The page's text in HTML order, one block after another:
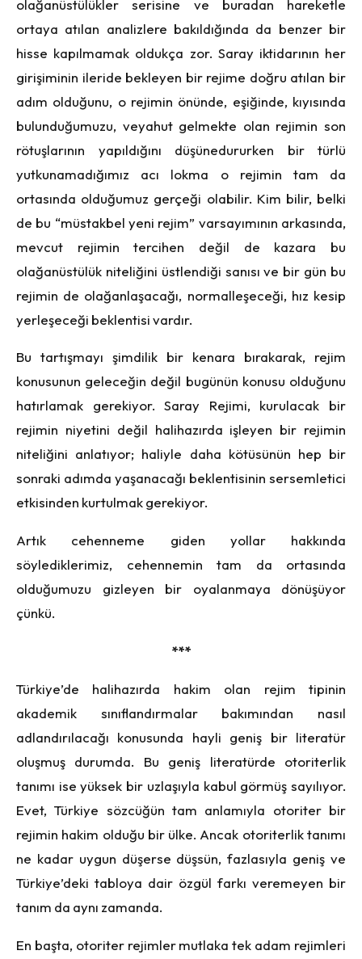
olağanüstülükler serisine ve buradan hareketle
ortaya atılan analizlere bakıldığında da benzer bir
hisse kapılmamak oldukça zor. Saray iktidarının her
girişiminin ileride bekleyen bir rejime doğru atılan bir
adım olduğunu, o rejimin önünde, eşiğinde, kıyısında
bulunduğumuzu, veyahut gelmekte olan rejimin son
rötuşlarının yapıldığını düşünedururken bir türlü
yutkunamadığımız acı lokma o rejimin tam da
ortasında olduğumuz gerçeği olabilir. Kim bilir, belki
de bu “müstakbel yeni rejim” varsayımının arkasında,
mevcut rejimin tercihen değil de kazara bu
olağanüstülük niteliğini üstlendiği sanısı ve bir gün bu
rejimin de olağanlaşacağı, normalleşeceği, hız kesip
yerleşeceği beklentisi vardır.
Bu tartışmayı şimdilik bir kenara bırakarak, rejim
konusunun geleceğin değil bugünün konusu olduğunu
hatırlamak gerekiyor. Saray Rejimi, kurulacak bir
rejimin niyetini değil halihazırda işleyen bir rejimin
niteliğini anlatıyor; haliyle daha kötüsünün hep bir
sonraki adımda yaşanacağı beklentisinin sersemletici
etkisinden kurtulmak gerekiyor.
Artık cehenneme giden yollar hakkında
söylediklerimiz, cehennemin tam da ortasında
olduğumuzu gizleyen bir oyalanmaya dönüşüyor
çünkü.
***
Türkiye’de halihazırda hakim olan rejim tipinin
akademik sınıflandırmalar bakımından nasıl
adlandırılacağı konusunda hayli geniş bir literatür
oluşmuş durumda. Bu geniş literatürde otoriterlik
tanımı ise yüksek bir uzlaşıyla kabul görmüş sayılıyor.
Evet, Türkiye sözcüğün tam anlamıyla otoriter bir
rejimin hakim olduğu bir ülke. Ancak otoriterlik tanımı
ne kadar uygun düşerse düşsün, fazlasıyla geniş ve
Türkiye’deki tabloya dair özgül farkı veremeyen bir
tanım da aynı zamanda.
En başta, otoriter rejimler mutlaka tek adam rejimleri